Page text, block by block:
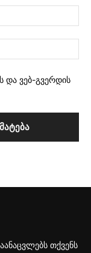
და ვებ-გვერდის
თქვენს